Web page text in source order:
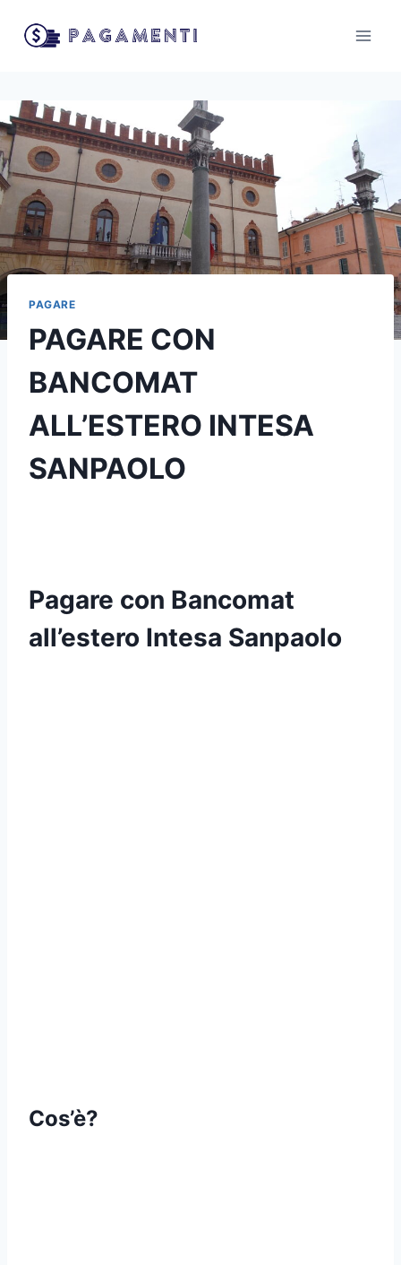
PAGARE
PAGARE CON
BANCOMAT
ALL’ESTERO INTESA
SANPAOLO
Pagare con Bancomat
all’estero Intesa Sanpaolo
Cos’è?